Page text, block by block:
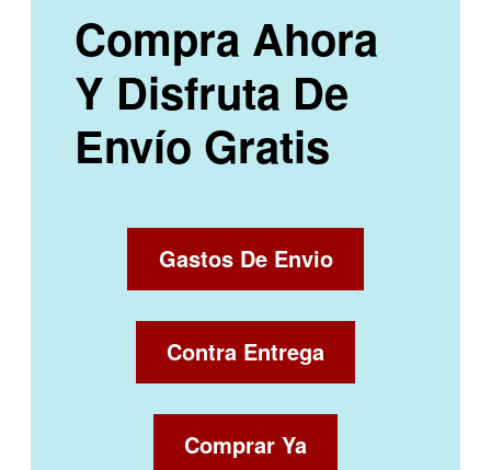
Compra Ahora
Y Disfruta De
Envío Gratis
Gastos De Envio
Contra Entrega
Comprar Ya